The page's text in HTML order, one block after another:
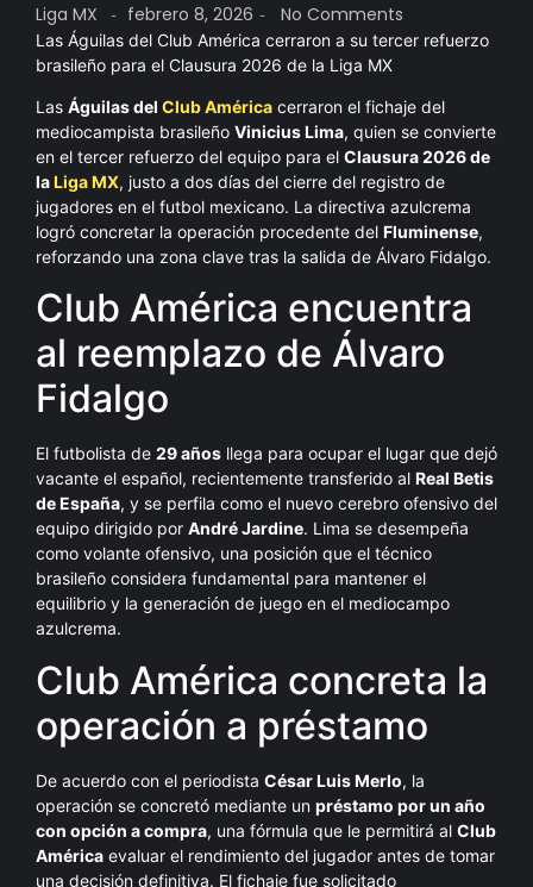
Liga MX - febrero 8, 2026 - No Comments
Las Águilas del Club América cerraron a su tercer refuerzo
brasileño para el Clausura 2026 de la Liga MX
Las Águilas del Club América cerraron el fichaje del
mediocampista brasileño Vinicius Lima, quien se convierte
en el tercer refuerzo del equipo para el Clausura 2026 de
laLiga MX, justo a dos días del cierre del registro de
jugadores en el futbol mexicano. La directiva azulcrema
logró concretar la operación procedente del Fluminense,
reforzando una zona clave tras la salida de Álvaro Fidalgo.
Club América encuentra
al reemplazo de Álvaro
Fidalgo
El futbolista de 29 años llega para ocupar el lugar que dejó
vacante el español, recientemente transferido al Real Betis
de España, y se perfila como el nuevo cerebro ofensivo del
equipo dirigido por André Jardine. Lima se desempeña
como volante ofensivo, una posición que el técnico
brasileño considera fundamental para mantener el
equilibrio y la generación de juego en el mediocampo
azulcrema.
Club América concreta la
operación a préstamo
De acuerdo con el periodista César Luis Merlo, la
operación se concretó mediante un préstamo por un año
con opción a compra, una fórmula que le permitirá al Club
América evaluar el rendimiento del jugador antes de tomar
una decisión definitiva. El fichaje fue solicitado